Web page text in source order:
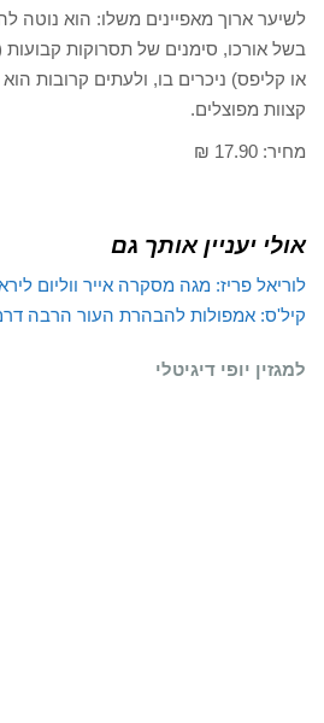
לשיער ארוך מאפיינים משלו: הוא נוטה
בשל אורכו, סימנים של תסרוקות קבועות
או קליפס) ניכרים בו, ולעתים קרובות
קצוות מפוצלים.
מחיר: 17.90 ₪
אולי יעניין אותך גם
לוריאל פריז: מגה מסקרה אייר ווליום
קיל'ס: אמפולות להבהרת העור הרבה
למגזין יופי דיגיטלי